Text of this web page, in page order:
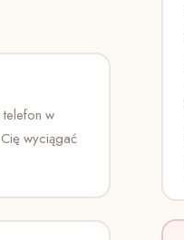
w
wyciągać